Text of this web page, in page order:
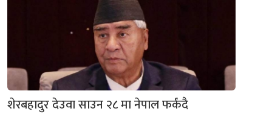
शेरबहादुर देउवा साउन २८ मा नेपाल फर्कंदै